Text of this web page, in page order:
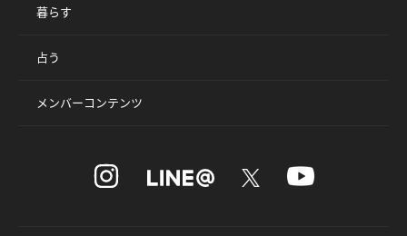
暮らす
占う
メンバーコンテンツ